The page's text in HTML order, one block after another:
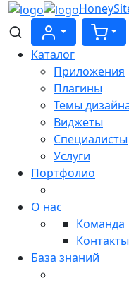
Каталог
Приложения
Плагины
Темы
Виджеты
Cпециалисты
Услуги
Портфолио
О нас
Команда
Контакты
База знаний